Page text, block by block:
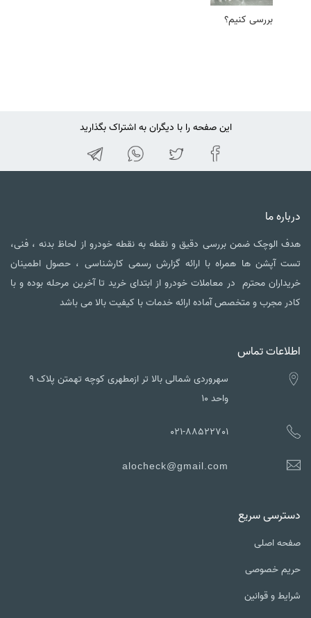
بررسی کنیم؟
این صفحه را با دیگران به اشتراک بگذارید
درباره ما
هدف الوچک ضمن بررسی دقیق و نقطه به نقطه خودرو از لحاظ بدنه ، فنی،
تست آپشن ها همراه با ارائه گزارش رسمی کارشناسی ، حصول اطمینان
خریداران محترم در معاملات خودرو از ابتدای خرید تا آخرین مرحله بوده و با
کادر مجرب و متخصص آماده ارائه خدمات با کیفیت بالا می باشد
اطلاعات تماس
سهروردی شمالی بالا تر ازمطهری کوچه تهمتن پلاک ۹
واحد ۱۰
021-88522701
alocheck@gmail.com
دسترسی سریع
صفحه اصلی
حریم خصوصی
شرایط و قوانین